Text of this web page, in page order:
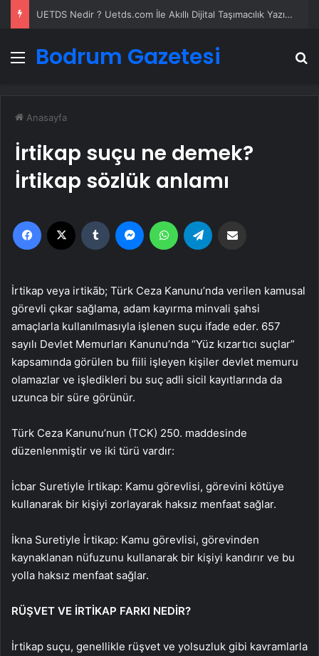
UETDS Nedir ? Uetds.com İle Akıllı Dijital Taşımacılık Yazılımı
Menü
Bodrum Gazetesi
Anasayfa
İrtikap suçu ne demek?
İrtikap sözlük anlamı
Facebook Tumblr MessengerWhatsApp
İrtikap veya irtikāb; Türk Ceza Kanunu’nda verilen kamusal
görevli çıkar sağlama, adam kayırma minvali şahsi
amaçlarla kullanılmasıyla işlenen suçu ifade eder. 657
sayılı Devlet Memurları Kanunu’nda “Yüz kızartıcı suçlar”
kapsamında görülen bu fiili işleyen kişiler devlet memuru
olamazlar ve işledikleri bu suç adli sicil kayıtlarında da
uzunca bir süre görünür.
Türk Ceza Kanunu’nun (TCK) 250. maddesinde
düzenlenmiştir ve iki türü vardır:
İcbar Suretiyle İrtikap: Kamu görevlisi, görevini kötüye
kullanarak bir kişiyi zorlayarak haksız menfaat sağlar.
İkna Suretiyle İrtikap: Kamu görevlisi, görevinden
kaynaklanan nüfuzunu kullanarak bir kişiyi kandırır ve bu
yolla haksız menfaat sağlar.
RÜŞVET VE İRTİKAP FARKI NEDİR?
İrtikap suçu, genellikle rüşvet ve yolsuzluk gibi kavramlarla